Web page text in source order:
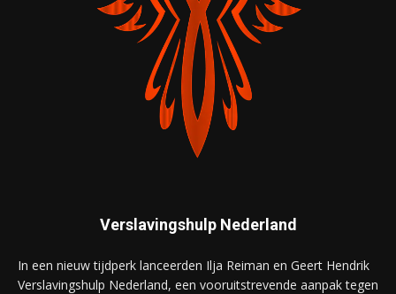
Verslavingshulp Nederland
In een nieuw tijdperk lanceerden Ilja Reiman en Geert Hendrik
Verslavingshulp Nederland, een vooruitstrevende aanpak tegen